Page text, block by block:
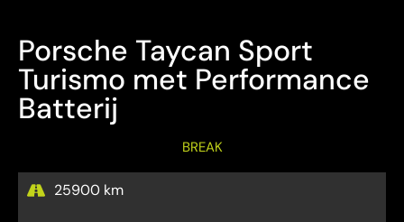
Porsche Taycan Sport
Turismo met Performance
Batterij
BREAK
25900 km